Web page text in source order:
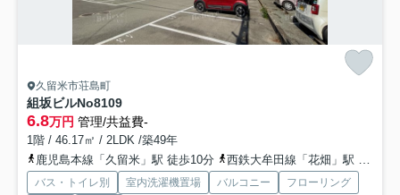
久留米市荘島町
組坂ビルNo8109
6.8万円 管理/共益費-
1階 / 46.17㎡ / 2LDK /築49年
鹿児島本線「久留米」駅 徒歩10分
西鉄大牟田線「花畑」駅 徒歩30分
バス・トイレ別 室内洗濯機置場 バルコニー
フローリング